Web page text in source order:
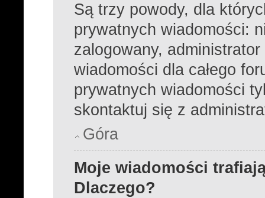
Są trzy powody, dla
prywatnych wiadomości:
zalogowany, administrator
wiadomości dla całego
prywatnych wiadomości
skontaktuj się z
Góra
Moje wiadomości
Dlaczego?